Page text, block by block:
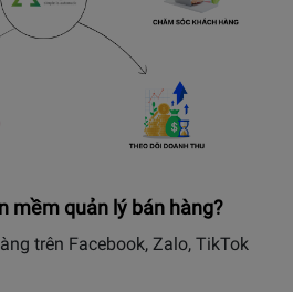
mềm quản lý bán hàng?
trên Facebook, Zalo, TikTok